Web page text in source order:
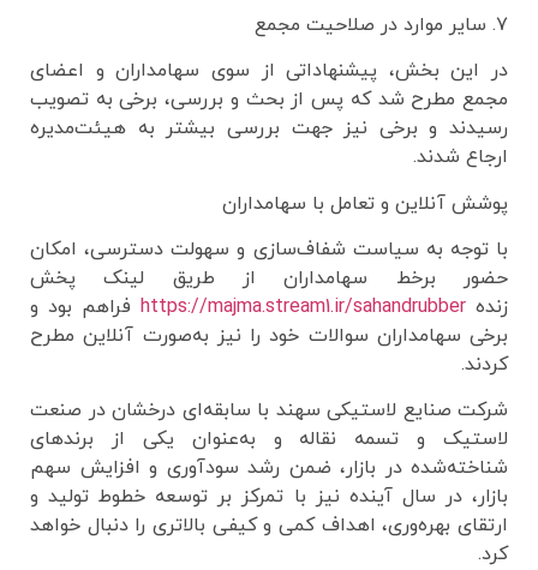
۷. سایر موارد در صلاحیت مجمع
در این بخش، پیشنهاداتی از سوی سهامداران و اعضای
مجمع مطرح شد که پس از بحث و بررسی، برخی به تصویب
رسیدند و برخی نیز جهت بررسی بیشتر به هیئت‌مدیره
ارجاع شدند.
پوشش آنلاین و تعامل با سهامداران
با توجه به سیاست شفاف‌سازی و سهولت دسترسی، امکان
حضور برخط سهامداران از طریق لینک پخش
زنده https://majma.stream1.ir/sahandrubber فراهم بود و
برخی سهامداران سوالات خود را نیز به‌صورت آنلاین مطرح
کردند.
شرکت صنایع لاستیکی سهند با سابقه‌ای درخشان در صنعت
لاستیک و تسمه نقاله و به‌عنوان یکی از برندهای
شناخته‌شده در بازار، ضمن رشد سودآوری و افزایش سهم
بازار، در سال آینده نیز با تمرکز بر توسعه خطوط تولید و
ارتقای بهره‌وری، اهداف کمی و کیفی بالاتری را دنبال خواهد
کرد.